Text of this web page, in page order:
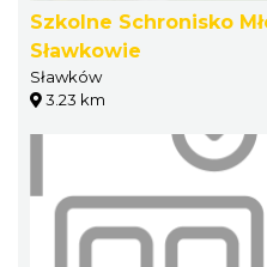
Szkolne Schronisko
Sławkowie
Sławków
3.23 km